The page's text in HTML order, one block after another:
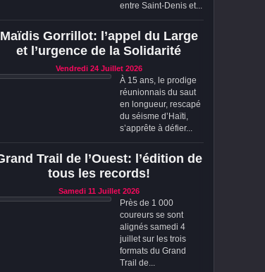
entre Saint-Denis et...
Maïdis Gorrillot: l’appel du Large
et l’urgence de la Solidarité
Vendredi 24 Juillet 2026
À 15 ans, le prodige
réunionnais du saut
en longueur, rescapé
du séisme d’Haïti,
s’apprête à défier...
Trail de l’Ouest: l’édition de
tous les records!
Samedi 11 Juillet 2026
Près de 1 000
coureurs se sont
alignés samedi 4
juillet sur les trois
formats du Grand
Trail de...